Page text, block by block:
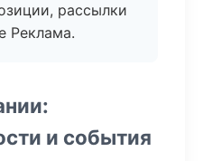
рассылки
Реклама.
и события